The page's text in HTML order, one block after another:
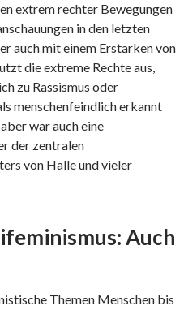
extrem rechter Bewegungen
in den letzten
auch mit einem Erstarken von
die extreme Rechte aus,
zu Rassismus oder
menschenfeindlich erkannt
war auch eine
der zentralen
von Halle und vieler
Auch
Themen Menschen bis